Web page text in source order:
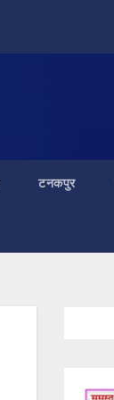
टनकपुर